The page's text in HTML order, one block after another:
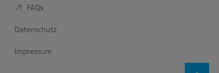
FAQs
Datenschutz
Impressum